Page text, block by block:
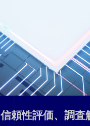
信頼性評価、調査